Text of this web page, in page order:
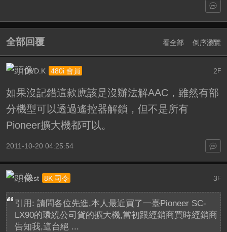
全部回覆 看全部 倒序瀏覽
2F
DVD.K 480i 會員
如果沒記錯這款應該是沒辦法解AAC，雖然有部
分機型可以透過遙控器解鎖，但不是所有
Pioneer擴大機都可以。
2011-10-20 04:25:54
3F
west 8K 司令
引用: 請問各位先進,本人最近買了一臺Pioneer SC-
LX90的環繞公司貨的擴大機,當初跟經銷商買時經銷商
告知我,這台絕 ...